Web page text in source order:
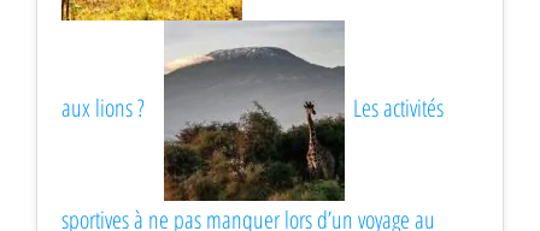
aux lions ? Les activités
sportives à ne pas manquer lors d’un voyage au